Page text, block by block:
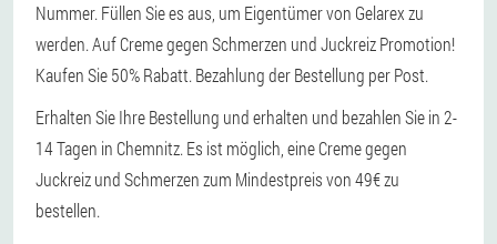
Nummer. Füllen Sie es aus, um Eigentümer von Gelarex zu
werden. Auf Creme gegen Schmerzen und Juckreiz Promotion!
Kaufen Sie 50% Rabatt. Bezahlung der Bestellung per Post.
Erhalten Sie Ihre Bestellung und erhalten und bezahlen Sie in 2-
14 Tagen in Chemnitz. Es ist möglich, eine Creme gegen
Juckreiz und Schmerzen zum Mindestpreis von 49€ zu
bestellen.